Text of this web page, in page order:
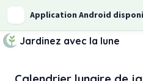
Application Android
Jardinez avec la lune